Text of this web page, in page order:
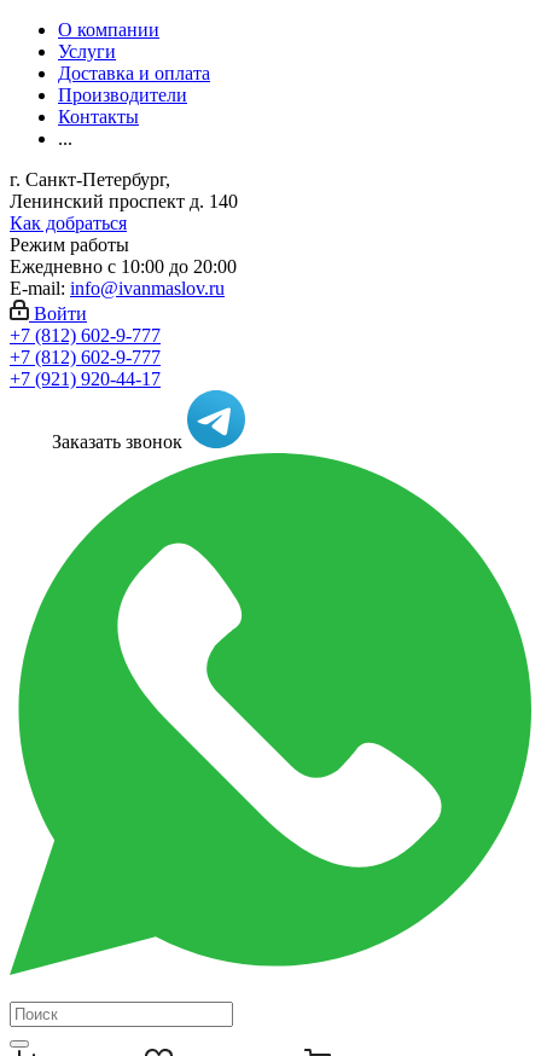
О компании
Услуги
Доставка и оплата
Производители
Контакты
...
г. Санкт-Петербург,
Ленинский проспект д. 140
Как добраться
Режим работы
Ежедневно с 10:00 до 20:00
E-mail: info@ivanmaslov.ru
Войти
+7 (812) 602-9-777
+7 (812) 602-9-777
+7 (921) 920-44-17
Заказать звонок